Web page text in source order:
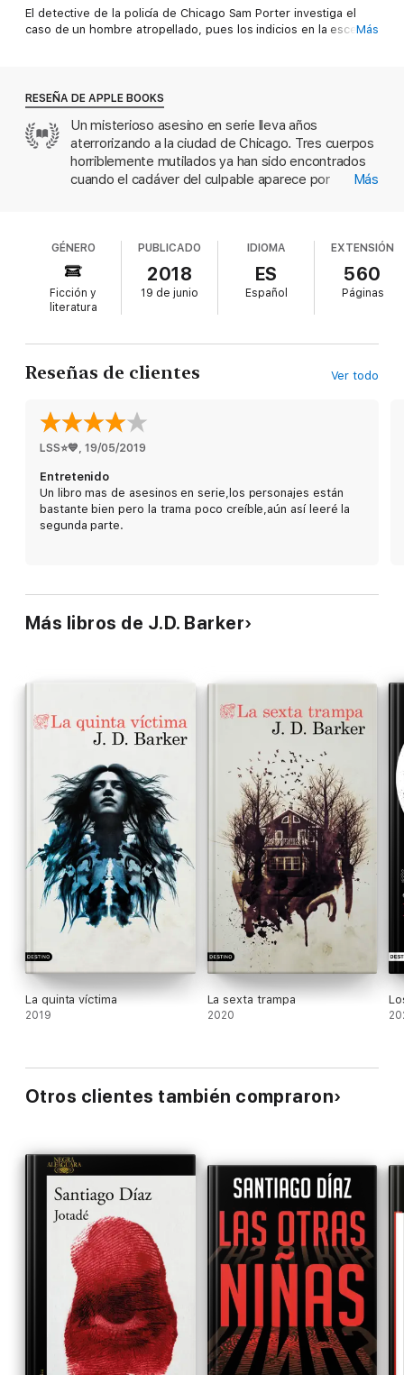
El detective de la policía de Chicago Sam Porter investiga el
caso de un hombre atropellado, pues los indicios en la escena
padres de las víctimas que secuestra y mata: una primera con
una oreja, una segunda con los dos ojos, y otra con la lengua; y
finalmente dejar abandonado el cuerpo sin vida en algún lugar.
El hombre atropellado llevaba una de esas cajas blancas. Se
inicia así una frenética carrera contrarreloj para averiguar dónde
Más
RESEÑA DE APPLE BOOKS
Un misterioso asesino en serie lleva años
aterrorizando a la ciudad de Chicago. Tres cuerpos
horriblemente mutilados ya han sido encontrados
cuando el cadáver del culpable aparece por
seguir con vida. Escrito con un estilo fluido, este
intenso thriller nos sumerge en la oscura mente del
asesino.
El Cuarto Mono
es un libro que te
atrapará hasta la última página.
Más
GÉNERO
Ficción y
literatura
PUBLICADO
2018
19 de junio
IDIOMA
ES
Español
EXTENSIÓN
560
Páginas
Reseñas de clientes Ver todo
LSS⭐️💙, 19/05/2019
Entretenido
Un libro mas de asesinos en serie,los personajes están
bastante bien pero la trama poco creíble,aún así leeré la
segunda parte.
Más libros de J.D. Barker
La quinta víctima
2019
La sexta trampa
2020
Otros clientes también compraron